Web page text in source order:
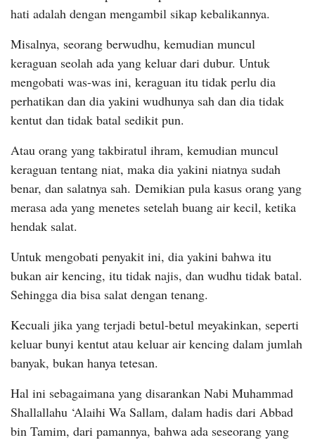
hati adalah dengan mengambil sikap kebalikannya.
Misalnya, seorang berwudhu, kemudian muncul
keraguan seolah ada yang keluar dari dubur. Untuk
mengobati was-was ini, keraguan itu tidak perlu dia
perhatikan dan dia yakini wudhunya sah dan dia tidak
kentut dan tidak batal sedikit pun.
Atau orang yang takbiratul ihram, kemudian muncul
keraguan tentang niat, maka dia yakini niatnya sudah
benar, dan salatnya sah. Demikian pula kasus orang yang
merasa ada yang menetes setelah buang air kecil, ketika
hendak salat.
Untuk mengobati penyakit ini, dia yakini bahwa itu
bukan air kencing, itu tidak najis, dan wudhu tidak batal.
Sehingga dia bisa salat dengan tenang.
Kecuali jika yang terjadi betul-betul meyakinkan, seperti
keluar bunyi kentut atau keluar air kencing dalam jumlah
banyak, bukan hanya tetesan.
Hal ini sebagaimana yang disarankan Nabi Muhammad
Shallallahu ‘Alaihi Wa Sallam, dalam hadis dari Abbad
bin Tamim, dari pamannya, bahwa ada seseorang yang